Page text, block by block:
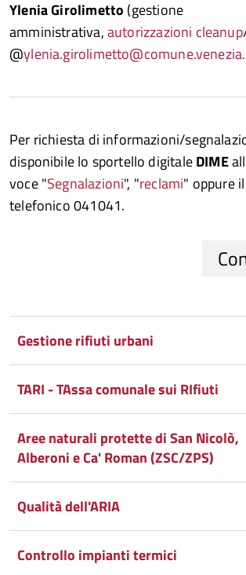
Ylenia Girolimetto (gestione
amministrativa,autorizzazioni cleanup
@
Per richiesta di informazioni/
disponibile lo sportello digitaleDIME
voce "Segnalazioni", "reclami" oppure
telefonico 041041.
Gestione rifiuti urbani
TARI - TAssa comunale sui RIfiuti
Aree naturali protette di San Nicolò,
Alberoni e Ca' Roman (ZSC/ZPS)
Qualità dell'ARIA
Controllo impianti termici